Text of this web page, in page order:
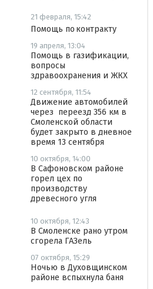
21 февраля, 15:42
Помощь по контракту
19 апреля, 13:04
Помощь в газификации,
вопросы
здравоохранения и ЖКХ
12 сентября, 11:54
Движение автомобилей
через переезд 356 км в
Смоленской области
будет закрыто в дневное
время 13 сентября
10 октября, 14:00
В Сафоновском районе
горел цех по
производству
древесного угля
10 октября, 12:43
В Смоленске рано утром
сгорела ГАЗель
07 октября, 15:29
Ночью в Духовщинском
районе вспыхнула баня